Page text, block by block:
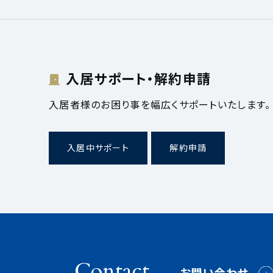
入居サポート・解約申請
入居者様のお困り事を幅広くサポートいたします。
入居中サポート 解約申請